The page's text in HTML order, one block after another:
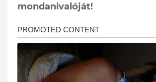
mondanivalóját!